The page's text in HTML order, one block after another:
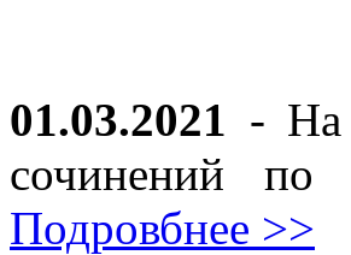
01.03.2021 - На
сочинений
Подровбнее >>